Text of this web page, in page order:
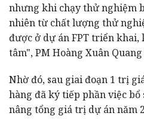
nhưng khi chạy thử nghiệm
nhiên từ chất lượng thử
được ở dự án FPT triển khai,
tâm", PM Hoàng Xuân Quang
Nhờ đó, sau giai đoạn 1 trị
hàng đã ký tiếp phần việc bổ
nâng tổng giá trị dự án năm